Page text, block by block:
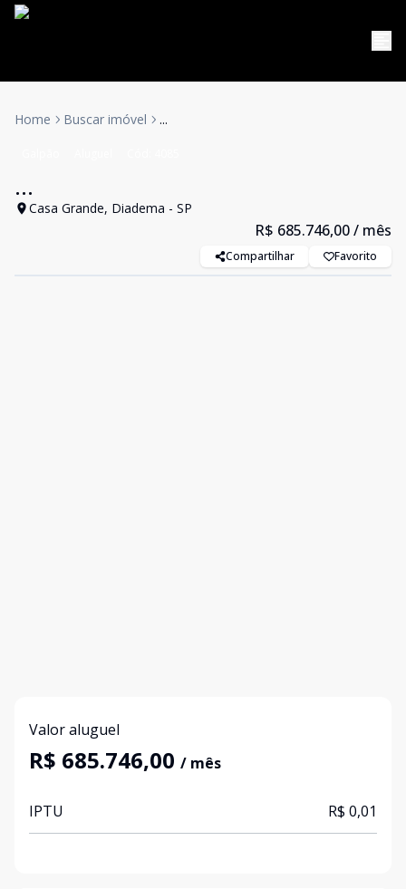
Home Buscar imóvel ...
...
Casa Grande, Diadema - SP
R$ 685.746,00/ mês
Compartilhar Favorito
Valor aluguel
R$ 685.746,00 / mês
IPTU R$ 0,01